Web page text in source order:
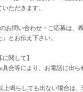
いただきます。
お問い合わせ・ご応募は、
とお伝え下さい。
に関して】
具合等により、お電話に出ら
上鳴らしても出ない場合は